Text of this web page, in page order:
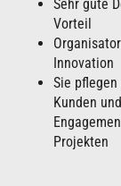
Sehr gute
Vorteil
Innovation
Sie
Kunden
Projekten